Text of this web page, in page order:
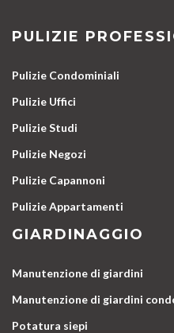
PULIZIE
Pulizie Condominiali
Pulizie Uffici
Pulizie Studi
Pulizie Negozi
Pulizie Capannoni
Pulizie Appartamenti
GIARDINAGGIO
Manutenzione di giardini
Manutenzione di giardini
Potatura siepi